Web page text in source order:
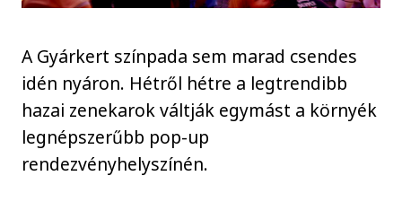
A Gyárkert színpada sem marad csendes
idén nyáron. Hétről hétre a legtrendibb
hazai zenekarok váltják egymást a környék
legnépszerűbb pop-up
rendezvényhelyszínén.